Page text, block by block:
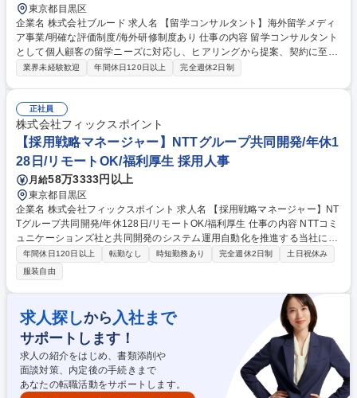
東京都目黒区
企業名 株式会社ブルード 求人名 【留学コンサルタント】海外留学メディ
ア事業/明確な評価制度/海外研修制度あり 仕事の内容 留学コンサルタント
として個人顧客の留学ニーズに対応し、ヒアリングから提案、契約に至る
までの全プロセスを担当いただきます。集客は全てインバウンドからきて
なります。また、インサイドセールスとして、潜在顧客とのアポイントメ
ント取得も行い、顧客の期待に応えるサービス提供を行っていただきま
す。加えて、営業プロセスの標準化や仕組み化、営業企画にも携わり、将
来的にはリーダーとしてチームをマネジメントすることが期待されます。
募集職種 【留学コンサルタント】海外留学メディア事業/明確な評価制度/
海外研修制度あり
業界未経験歓迎 年間休日120日以上 完全週休2日制
正社員
株式会社フィックスポイント
【採用戦略マネージャー】NTTグループ共同開発/年休1
28日/リモートOK/福利厚生 採用人事
月給58万3333円以上
東京都目黒区
企業名 株式会社フィックスポイント 求人名 【採用戦略マネージャー】NT
Tグループ共同開発/年休128日/リモートOK/福利厚生 仕事の内容 NTTコミ
ュニケーションズ社と共同開発のシステム運用自動化を推進する当社に
て、採用戦略マネージャーをお任せします。事業計画や組織課題、採用市
場の状況を踏まえながら、採用設計、推進をいただきます。 【具体的に
は】 ■事業計画や組織戦略を踏まえた採用戦略立案■採用優先順位設計、
採用ロードマップ策定■採用市場分析、競合分析■各部門との採用要件整
理、期待値調整■ダイレクトリクルーティング戦略設計、運用】■エージェ
ントマネジメント■採用KPI管理、採用ファネル分析、改善提案■面談、面
接、クロージング■リファラル施策の企画、推進 募集職種 【採用戦略マネ
ージャー】NTTグループ共同開発/年休128日/リモートOK/福利厚生
年間休日120日以上 転勤なし 時短勤務あり 完全週休2日制
土日祝休み
服装自由
求人探しから 入社まで
サポートします！
求人の紹介をはじめ、書類添削や
面談対策、内定後の手続きまで
あなたの転職活動をサポートします。